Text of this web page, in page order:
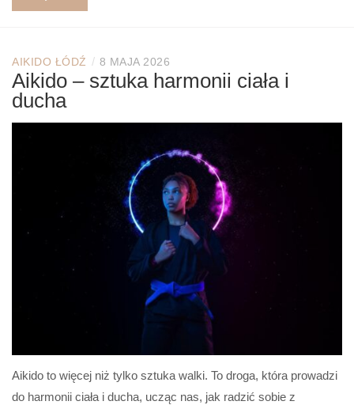
AIKIDO ŁÓDŹ / 8 MAJA 2026
Aikido – sztuka harmonii ciała i
ducha
Aikido to więcej niż tylko sztuka walki. To droga, która prowadzi
do harmonii ciała i ducha, ucząc nas, jak radzić sobie z